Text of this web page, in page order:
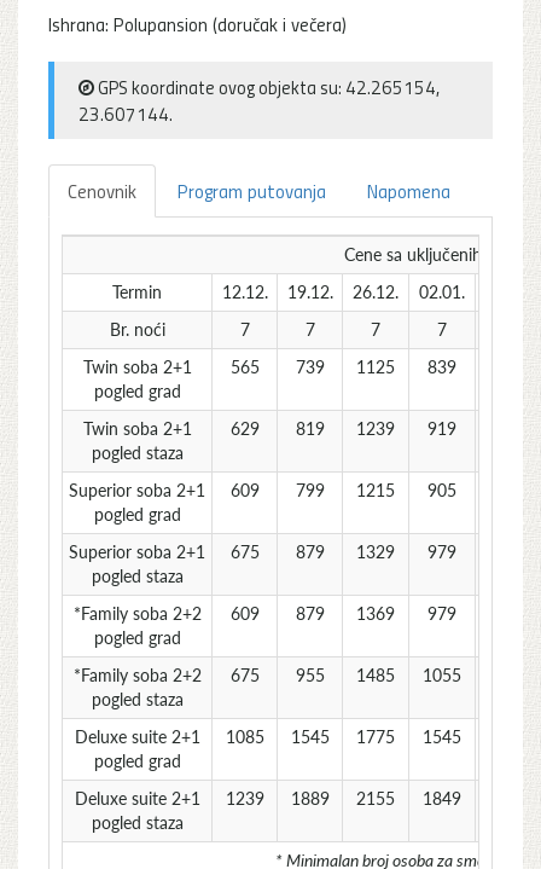
Ishrana: Polupansion (doručak i večera)
GPS koordinate ovog objekta su: 42.265154,
23.607144.
Cenovnik Program putovanja Napomena
Cene sa uključenih 5 %
Termin
12.12. 19.12. 26.12. 02.01.
09.01.
Br. noći
7 7 7 7
Twin soba 2+1
pogled grad
565 739 1125 839
Twin soba 2+1
pogled staza
629 819 1239 919
Superior soba 2+1
pogled grad
609 799 1215 905
Superior soba 2+1
pogled staza
675 879 1329 979
*Family soba 2+2
pogled grad
609 879 1369 979
*Family soba 2+2
pogled staza
675 955 1485 1055
Deluxe suite 2+1
pogled grad
1085 1545 1775 1545 1485
Deluxe suite 2+1
pogled staza
1239 1889 2155 1849
* Minimalan broj osoba za smeštaj u